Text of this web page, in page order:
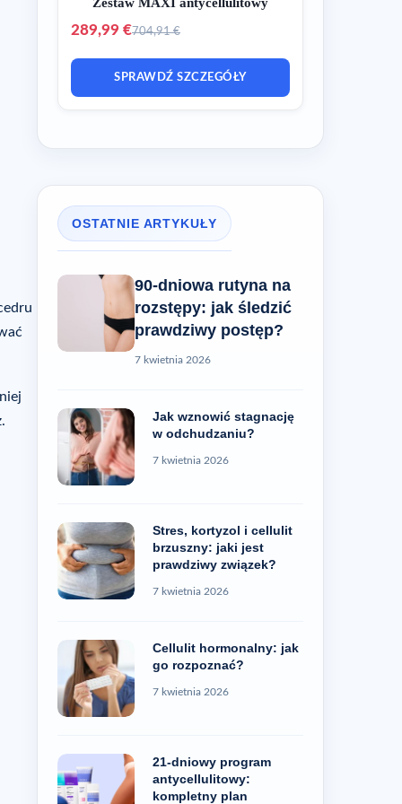
289,99 €704,91 €
SPRAWDŹ SZCZEGÓŁY
OSTATNIE ARTYKUŁY
90-dniowa rutyna na
rozstępy: jak śledzić
prawdziwy postęp?
7 kwietnia 2026
Jak wznowić stagnację
w odchudzaniu?
7 kwietnia 2026
Stres, kortyzol i cellulit
brzuszny: jaki jest
prawdziwy związek?
7 kwietnia 2026
Cellulit hormonalny: jak
go rozpoznać?
7 kwietnia 2026
21-dniowy program
antycellulitowy:
kompletny plan